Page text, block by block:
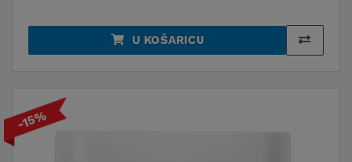
U KOŠARICU
-15%